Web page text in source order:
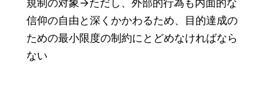
規制の対象→ただし、外部的行為も内面的な
信仰の自由と深くかかわるため、目的達成の
ための最小限度の制約にとどめなければなら
ない